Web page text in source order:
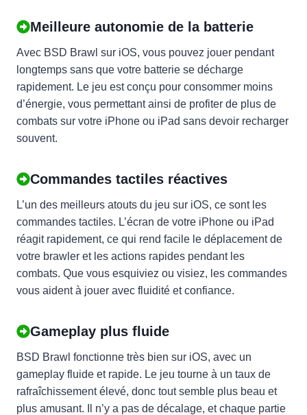
Meilleure autonomie de la batterie
Avec BSD Brawl sur iOS, vous pouvez jouer pendant
longtemps sans que votre batterie se décharge
rapidement. Le jeu est conçu pour consommer moins
d’énergie, vous permettant ainsi de profiter de plus de
combats sur votre iPhone ou iPad sans devoir recharger
souvent.
Commandes tactiles réactives
L’un des meilleurs atouts du jeu sur iOS, ce sont les
commandes tactiles. L’écran de votre iPhone ou iPad
réagit rapidement, ce qui rend facile le déplacement de
votre brawler et les actions rapides pendant les
combats. Que vous esquiviez ou visiez, les commandes
vous aident à jouer avec fluidité et confiance.
Gameplay plus fluide
BSD Brawl fonctionne très bien sur iOS, avec un
gameplay fluide et rapide. Le jeu tourne à un taux de
rafraîchissement élevé, donc tout semble plus beau et
plus amusant. Il n’y a pas de décalage, et chaque partie